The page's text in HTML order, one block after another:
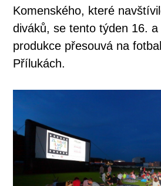
Komenského, které
diváků, se tento týden 16.
produkce přesouvá na
Přílukách.